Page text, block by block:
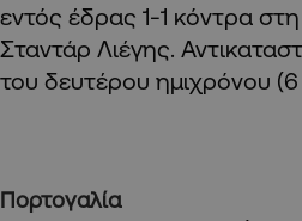
εντός έδρας 1-1 κόντρα
Σταντάρ Λιέγης.
του δευτέρου ημιχρόνου (6
Πορτογαλία